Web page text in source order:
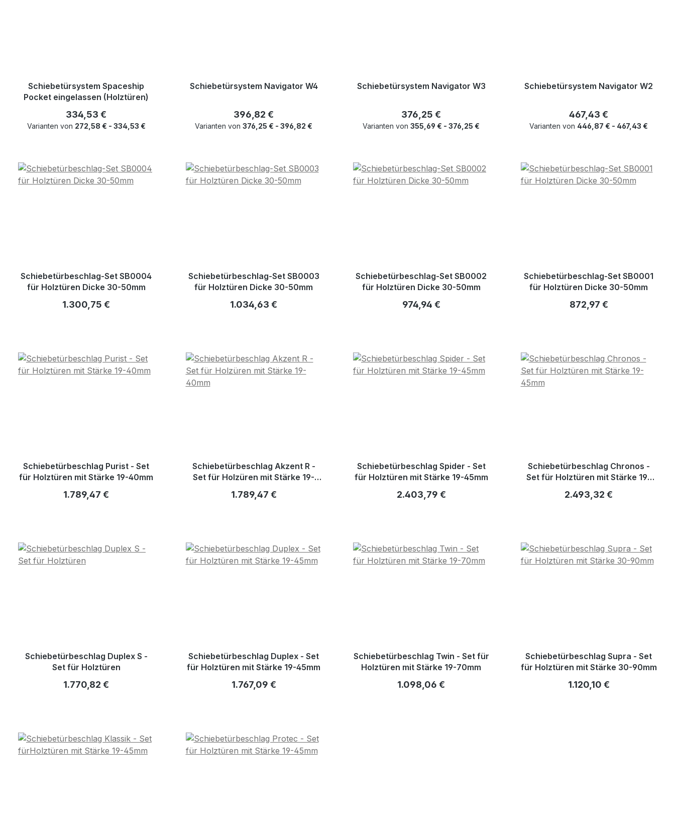
Schiebetürsystem Spaceship
Pocket eingelassen (Holztüren)
Regulärer Preis:
334,53 €
Varianten von 272,58 € - 334,53 €
Schiebetürsystem Navigator W4
Regulärer Preis:
396,82 €
Varianten von376,25 € - 396,82 €
Schiebetürsystem Navigator W3
Regulärer Preis:
376,25 €
Varianten von355,69 € - 376,25 €
Schiebetürsystem Navigator W2
Regulärer Preis:
467,43 €
Varianten von 446,87 € - 467,43 €
Schiebetürbeschlag-Set SB0004
für Holztüren Dicke 30-50mm
Regulärer Preis:
1.300,75 €
Schiebetürbeschlag-Set SB0003
für Holztüren Dicke 30-50mm
Regulärer Preis:
1.034,63 €
Schiebetürbeschlag-Set SB0002
für Holztüren Dicke 30-50mm
Regulärer Preis:
974,94 €
Schiebetürbeschlag-Set SB0001
für Holztüren Dicke 30-50mm
Regulärer Preis:
872,97 €
Schiebetürbeschlag Purist - Set
für Holztüren mit Stärke 19-40mm
Regulärer Preis:
1.789,47 €
Schiebetürbeschlag Akzent R -
Set für Holzüren mit Stärke 19-
Regulärer Preis:
1.789,47 €
Schiebetürbeschlag Spider - Set
für Holztüren mit Stärke 19-45mm
Regulärer Preis:
2.403,79 €
Schiebetürbeschlag Chronos -
Set für Holztüren mit Stärke 19-
Regulärer Preis:
2.493,32 €
Schiebetürbeschlag Duplex S -
Set für Holztüren
Regulärer Preis:
1.770,82 €
Schiebetürbeschlag Duplex - Set
für Holztüren mit Stärke 19-45mm
Regulärer Preis:
1.767,09 €
Schiebetürbeschlag Twin - Set für
Holztüren mit Stärke 19-70mm
Regulärer Preis:
1.098,06 €
Schiebetürbeschlag Supra - Set
für Holztüren mit Stärke 30-90mm
Regulärer Preis:
1.120,10 €